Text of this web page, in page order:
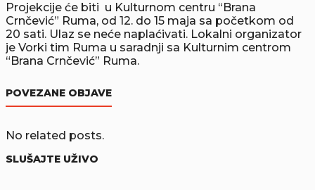
Projekcije će biti u Kulturnom centru “Brana
Crnčević” Ruma, od 12. do 15 maja sa početkom od
20 sati. Ulaz se neće naplaćivati. Lokalni organizator
je Vorki tim Ruma u saradnji sa Kulturnim centrom
“Brana Crnčević” Ruma.
POVEZANE OBJAVE
No related posts.
SLUŠAJTE UŽIVO